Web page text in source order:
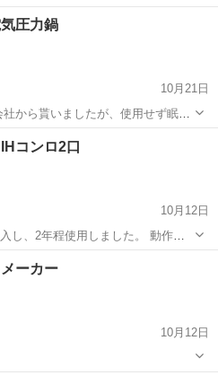
サイズ、特徴
ください。 5枚目、実物写真です。
ランドリー
気圧力鍋
10月21日
から貰いましたが、使用せず眠っ
お探しの方に🙇‍♂️
チン家電
コンロ2口
10月12日
し、2年程使用しました。 動作は
が、ぱっと見は綺麗です。 見た目
がいましたら、お譲りしますの
ッチン家電
ーカー
10月12日